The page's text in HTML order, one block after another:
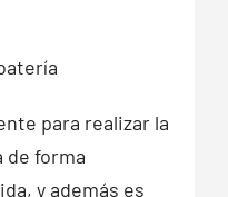
para realizar la
de forma
y además es